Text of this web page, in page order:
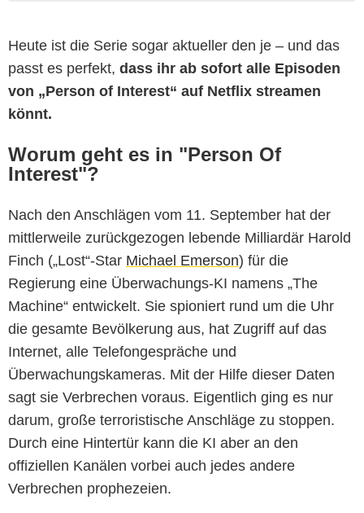
Heute ist die Serie sogar aktueller den je – und das
passt es perfekt, dass ihr ab sofort alle Episoden
von „Person of Interest“ auf Netflix streamen
könnt.
Worum geht es in "Person Of
Interest"?
Nach den Anschlägen vom 11. September hat der
mittlerweile zurückgezogen lebende Milliardär Harold
Finch („Lost“-Star Michael Emerson) für die
Regierung eine Überwachungs-KI namens „The
Machine“ entwickelt. Sie spioniert rund um die Uhr
die gesamte Bevölkerung aus, hat Zugriff auf das
Internet, alle Telefongespräche und
Überwachungskameras. Mit der Hilfe dieser Daten
sagt sie Verbrechen voraus. Eigentlich ging es nur
darum, große terroristische Anschläge zu stoppen.
Durch eine Hintertür kann die KI aber an den
offiziellen Kanälen vorbei auch jedes andere
Verbrechen prophezeien.